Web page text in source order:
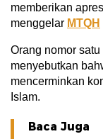
memberikan
menggelar MTQH
Orang nomor
menyebutkan
mencerminkan
Islam.
Baca Juga